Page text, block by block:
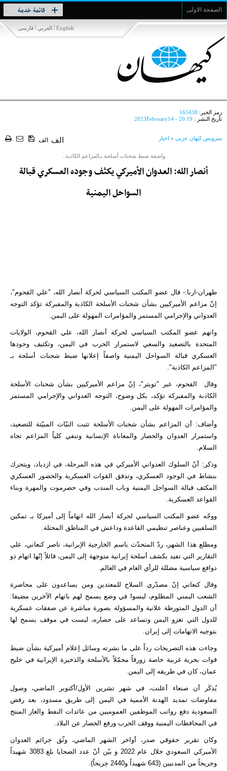
الصفحة الاولى قائمة خدمة
Toggle
navigation
فارسی | العربي | English
رمز الخبر: 165438
تأريخ النشر : 2023February14 - 20:19
سرویس کیهان عربی » اخبار الف الف
واصفة ضبط شحنات أسلحة بـالمزاعم الكاذبة..
أنصار الله: العدوان الأميركي يكثف وجوده العسكري قبالة
السواحل اليمنية
طهران-ارنا:- قال عضو المكتب السياسي لحركة أنصار الله، "علي القحوم"،
إنّ مزاعم الأميركيين بشأن شحنات الأسلحة الكاذبة والمفبركة تؤكد التوجه
العدواني والإجرامي المستمر والمؤامرات المهولة على اليمن.
واتهم عضو المكتب السياسي لحركة أنصار الله، علي القحوم، الولايات
المتحدة بالتصعيد والسعي لاستمرار الحرب في اليمن، وتكثيف وجودها
العسكري قبالة السواحل اليمنية واصفاً إعلانها ضبط شحنات أسلحة بـ
"المزاعم الكاذبة".
وقال القحوم، عبر "تويتر"، إنّ مزاعم الأميركيين بشأن شحنات الأسلحة
الكاذبة والمفبركة تؤكد، بكل وضوح، التوجه العدواني والإجرامي المستمر
والمؤامرات المهولة على اليمن.
وأضاف: أن المزاعم بشأن شحنات الأسلحة تثبت النيّات المبيّتة للتصعيد،
واستمرار العدوان والحصار والمعاناة الإنسانية وتنفي كلياً المزاعم تجاه
السلام.
وذكر: أنّ السلوك العدواني الأميركي في هذه المرحلة، في ازدياد، ويتحرك
بنشاط في الوجود العسكري، وتدفق القوات العسكرية والحضور العسكري
المكثف قبالة السواحل اليمنية وباب المندب وفي حضرموت والمهرة وبناء
القواعد العسكرية.
ووجّه عضو المكتب السياسي لحركة أنصار الله اتهاماً إلى أميركا بـ تمكين
السلفيين وعناصر تنظيمي القاعدة وداعش في المناطق المحتلة.
ومطلع هذا الشهر، ردّ المتحدّث باسم الخارجية الإيرانية، ناصر كنعاني، على
التقارير التي تفيد بكشف أسلحة إيرانية متوجهة إلى اليمن، قائلاً إنّها اتهام ذو
دوافع سياسية مضللة للرأي العام في العالم.
وقال كنعاني إنّ مصدّري السلاح للمعتدين ومن يساعدون على محاصرة
الشعب اليمني المظلوم، ليسوا في وضع يسمح لهم باتهام الآخرين مضیفا:
أن الدول المتورطة علانية والمسؤولة بصورة مباشرة عن صفقات عسكرية
للدول التي تغزو اليمن وتساعد على حصاره، ليست في موقف يسمح لها
بتوجيه الاتهامات إلى إيران.
وجاءت هذه التصريحات رداً على ما نشرته وسائل إعلام أميركية بشأن ضبط
قوات بحرية غربية خاصة زورقاً محمّلاً بالأسلحة والذخيرة الإيرانية في خليج
عمان، كان في طريقه إلى اليمن.
يُذكَر أن صنعاء أعلنت، في شهر تشرين الأول/أكتوبر الماضي، وصول
مفاوضات تمديد الهدنة الأممية في اليمن إلى طريق مسدود، بعد رفض
السعودية دفع رواتب الموظفين العموميين من عائدات النفط والغاز المنتج
في المحافظات اليمنية ووقف الحرب ورفع الحصار عن البلاد.
وكان تقرير حقوقي صدر، أواخر الشهر الماضي، وثّق جرائم العدوان
الأميركي السعودي خلال عام 2022 و بيّن أنّ عدد الضحايا بلغ 3083 شهيداً
وجريحاً من المدنيين (643 شهيداً و2440 جريحاً).